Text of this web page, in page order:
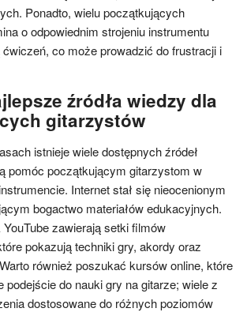
Ponadto, wielu początkujących
o odpowiednim strojeniu instrumentu
co może prowadzić do frustracji i
źródła wiedzy dla
gitarzystów
istnieje wiele dostępnych źródeł
pomóc początkującym gitarzystom w
Internet stał się nieocenionym
bogactwo materiałów edukacyjnych.
zawierają setki filmów
pokazują techniki gry, akordy oraz
również poszukać kursów online, które
podejście do nauki gry na gitarze; wiele z
dostosowane do różnych poziomów